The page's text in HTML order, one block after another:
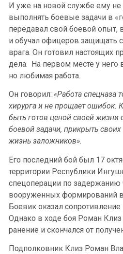
И уже на новой службе ему не
выполнять боевые задачи в
передавал свой боевой опыт,
и обучал офицеров защищать
врага. Он готовил настоящих
дела. На первом месте у него
но любимая работа.
Он говорил: «Работа спецназа
хирурга и не прощает ошибок.
быть готов ценой своей жизни
боевой задачи, прикрыть
жизнь заложников».
Его последний бой был 17
территории Республики
спецоперации по задержанию
вооруженных формирований в
Боевик оказал
Однако в ходе боя Роман Клиз
ранение и скончался от
Подполковник Клиз Роман